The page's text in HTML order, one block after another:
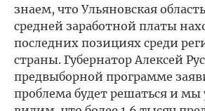
знаем, что Ульяновская
средней заработной платы
последних позициях среди
страны. Губернатор Алексей
предвыборной программе
проблема будет решаться и мы